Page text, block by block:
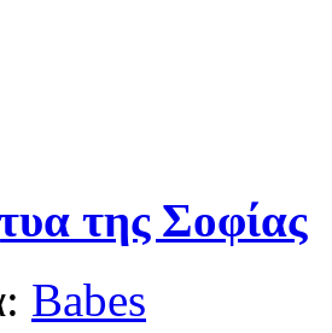
της Σοφίας
Babes